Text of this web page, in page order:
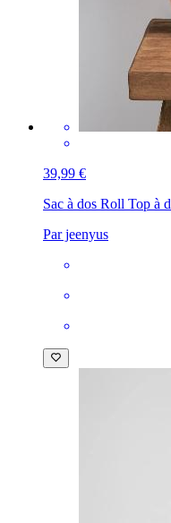
39,99 €
Sac à dos Roll Top à
Par jeenyus